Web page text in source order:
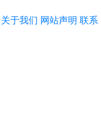
关于我们 网站声明 联系